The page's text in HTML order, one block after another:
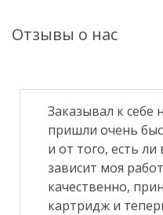
Отзывы о нас
Заказывал к себе
пришли очень
и от того, есть
зависит моя
качественно,
картридж и